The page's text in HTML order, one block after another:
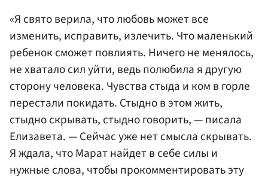
«Я свято верила, что любовь может все
изменить, исправить, излечить. Что маленький
ребенок сможет повлиять. Ничего не менялось,
не хватало сил уйти, ведь полюбила я другую
сторону человека. Чувства стыда и ком в горле
перестали покидать. Стыдно в этом жить,
стыдно скрывать, стыдно говорить, — писала
Елизавета. — Сейчас уже нет смысла скрывать.
Я ждала, что Марат найдет в себе силы и
нужные слова, чтобы прокомментировать эту